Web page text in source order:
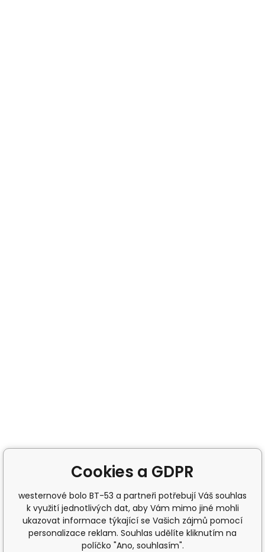
Cookies a GDPR
westernové bolo BT-53 a partneři potřebují Váš souhlas
k využití jednotlivých dat, aby Vám mimo jiné mohli
ukazovat informace týkající se Vašich zájmů pomocí
personalizace reklam. Souhlas udělíte kliknutím na
políčko "Ano, souhlasím".